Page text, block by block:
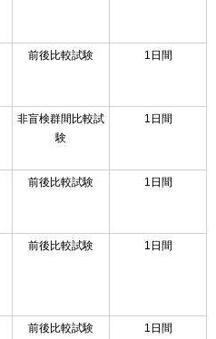
前後比較試験 1日間
非盲検群間比較試
験
1日間
前後比較試験 1日間
前後比較試験 1日間
前後比較試験 1日間